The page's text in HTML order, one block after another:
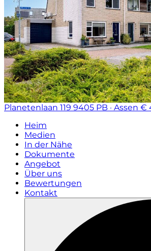
Planetenlaan 119 9405 PB · Assen €
Heim
Medien
In der Nähe
Dokumente
Angebot
Über uns
Bewertungen
Kontakt